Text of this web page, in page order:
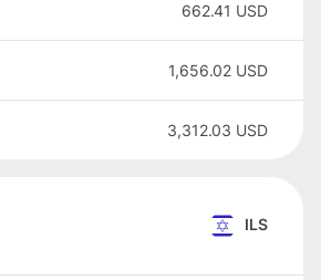
662.41 USD
1,656.02 USD
3,312.03 USD
ILS